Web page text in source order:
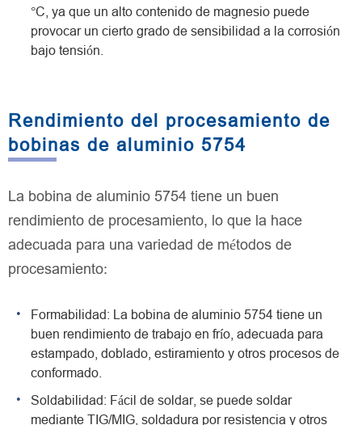
°C, ya que un alto contenido de magnesio puede
provocar un cierto grado de sensibilidad a la corrosión
bajo tensión.
Rendimiento del procesamiento de
bobinas de aluminio 5754
La bobina de aluminio 5754 tiene un buen
rendimiento de procesamiento, lo que la hace
adecuada para una variedad de métodos de
procesamiento:
Formabilidad: La bobina de aluminio 5754 tiene un
buen rendimiento de trabajo en frío, adecuada para
estampado, doblado, estiramiento y otros procesos de
conformado.
Soldabilidad: Fácil de soldar, se puede soldar
mediante TIG/MIG, soldadura por resistencia y otros